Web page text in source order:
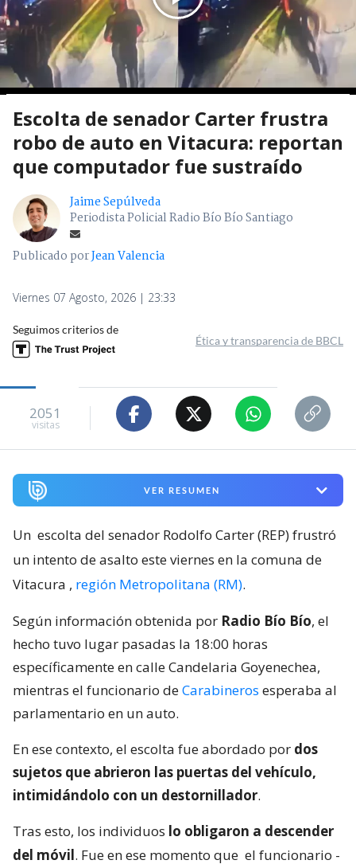
Escolta de senador Carter frustra
robo de auto en Vitacura: reportan
que computador fue sustraído
Jaime Sepúlveda
Periodista Policial Radio Bío Bío Santiago
Publicado porJean Valencia
Viernes 07 Agosto, 2026 | 23:33
Seguimos criterios de
Ética y transparencia de BBCL
2051
visitas
VER RESUMEN
Un escolta del senador Rodolfo Carter (REP) frustró
un intento de asalto este viernes en la comuna de
Vitacura , región Metropolitana (RM).
Según información obtenida por Radio Bío Bío, el
hecho tuvo lugar pasadas la 18:00 horas
específicamente en calle Candelaria Goyenechea,
mientras el funcionario deCarabineros esperaba al
parlamentario en un auto.
En ese contexto, el escolta fue abordado por dos
sujetos que abrieron las puertas del vehículo,
intimidándolo con un destornillador.
Tras esto, los individuos lo obligaron a descender
del móvil. Fue en ese momento que el funcionario -